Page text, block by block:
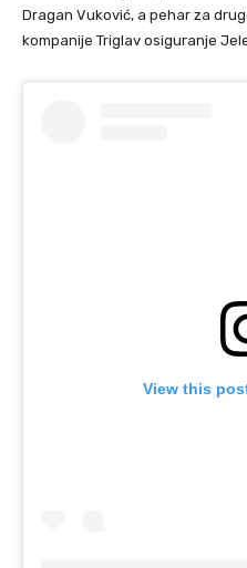
Dragan Vuković, a pehar za
kompanije Triglav osiguranje
View this